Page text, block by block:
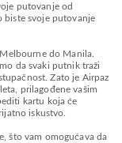
putovanje od
biste svoje putovanje
do Manila.
da svaki putnik traži
Zato je Airpaz
prilagođene vašim
kartu koja će
iskustvo.
što vam omogućava da